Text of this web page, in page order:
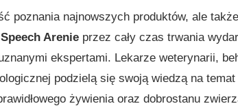
poznania najnowszych produktów, ale
Speech Arenie przez cały czas trwania
ekspertami. Lekarze weterynarii,
podzielą się swoją wiedzą na temat
żywienia oraz dobrostanu